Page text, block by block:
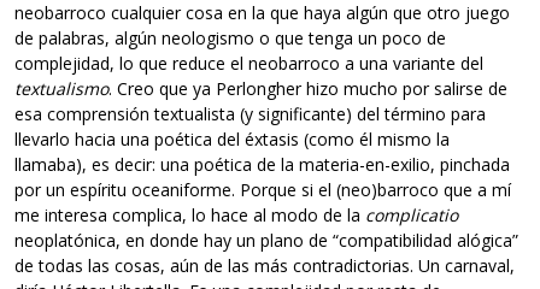
neobarroco cualquier cosa en la que haya algún que otro juego
de palabras, algún neologismo o que tenga un poco de
complejidad, lo que reduce el neobarroco a una variante del
textualismo. Creo que ya Perlongher hizo mucho por salirse de
esa comprensión textualista (y significante) del término para
llevarlo hacia una poética del éxtasis (como él mismo la
llamaba), es decir: una poética de la materia-en-exilio, pinchada
por un espíritu oceaniforme. Porque si el (neo)barroco que a mí
me interesa complica, lo hace al modo de la complicatio
neoplatónica, en donde hay un plano de “compatibilidad alógica”
de todas las cosas, aún de las más contradictorias. Un carnaval,